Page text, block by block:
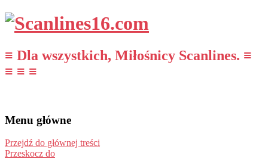
≡ Dla wszystkich, Miłośnicy Scanlines. ≡
≡ ≡ ≡
Menu główne
Przejdź do głównej treści
Przeskocz do